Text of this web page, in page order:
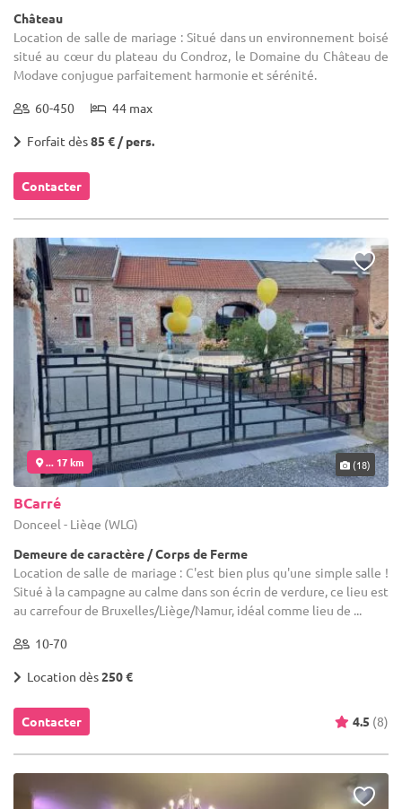
Château
Location de salle de mariage : Situé dans un environnement boisé
situé au cœur du plateau du Condroz, le Domaine du Château de
Modave conjugue parfaitement harmonie et sérénité.
60-450 44 max
Forfait dès85 € / pers.
Contacter
... 17 km (18)
BCarré
Donceel - Liège (WLG)
Demeure de caractère / Corps de Ferme
Location de salle de mariage : C'est bien plus qu'une simple salle !
Situé à la campagne au calme dans son écrin de verdure, ce lieu est
au carrefour de Bruxelles/Liège/Namur, idéal comme lieu de ...
10-70
Location dès250 €
Contacter 4.5 (8)